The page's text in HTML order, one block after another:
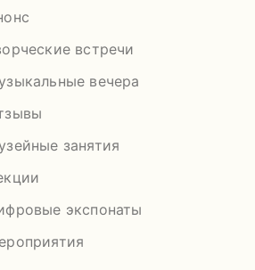
встречи
вечера
занятия
экспонаты